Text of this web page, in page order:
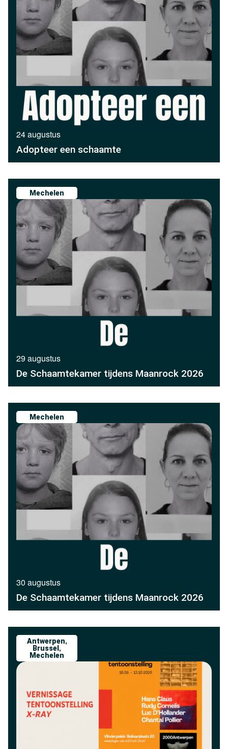
24 augustus
Adopteer een schaamte
Mechelen
29 augustus
De Schaamtekamer tijdens Maanrock 2026
Mechelen
30 augustus
De Schaamtekamer tijdens Maanrock 2026
Antwerpen,
Brussel ,
Mechelen